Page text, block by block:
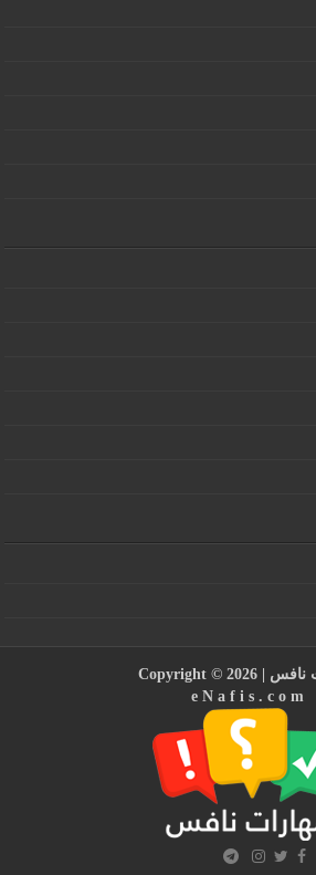
نافس
e N a f i s . c o m